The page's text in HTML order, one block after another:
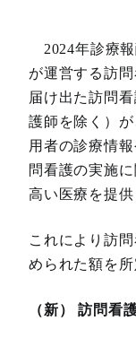
2024年診療
が運営する訪
届け出た訪問
護師を除く）
用者の診療情
問看護の実施
高い医療を提供
これにより訪
められた額を所
（新） 訪問看